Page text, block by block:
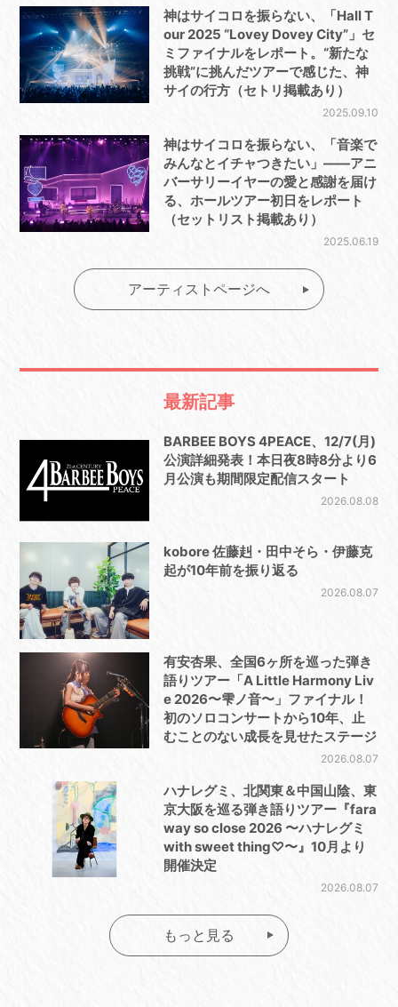
神はサイコロを振らない、「Hall T
our 2025 “Lovey Dovey City”」セ
ミファイナルをレポート。“新たな
挑戦”に挑んだツアーで感じた、神
サイの行方（セトリ掲載あり）
2025.09.10
神はサイコロを振らない、「音楽で
みんなとイチャつきたい」――アニ
バーサリーイヤーの愛と感謝を届け
る、ホールツアー初日をレポート
（セットリスト掲載あり）
2025.06.19
アーティストページへ
最新記事
BARBEE BOYS 4PEACE、12/7(月)
公演詳細発表！本日夜8時8分より6
月公演も期間限定配信スタート
2026.08.08
kobore 佐藤赳・田中そら・伊藤克
起が10年前を振り返る
2026.08.07
有安杏果、全国6ヶ所を巡った弾き
語りツアー「A Little Harmony Liv
e 2026〜雫ノ音〜」ファイナル！
初のソロコンサートから10年、止
むことのない成長を見せたステージ
2026.08.07
ハナレグミ、北関東＆中国山陰、東
京大阪を巡る弾き語りツアー『fara
way so close 2026 〜ハナレグミ
with sweet thing♡〜』10月より
開催決定
2026.08.07
もっと見る